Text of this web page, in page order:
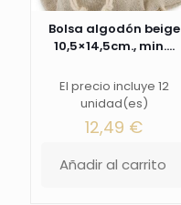
Bolsa algodón beige
10,5×14,5cm., min....
El precio incluye 12
unidad(es)
12,49 €
Añadir al carrito